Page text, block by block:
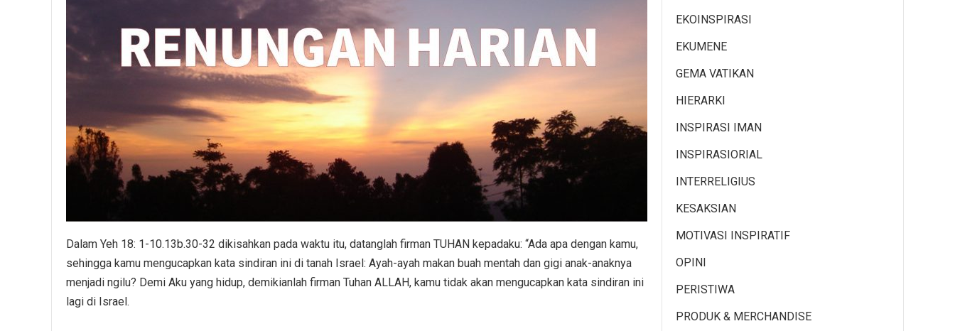
Dalam Yeh 18: 1-10.13b.30-32 dikisahkan pada waktu itu, datanglah firman TUHAN kepadaku: “Ada apa dengan kamu,
sehingga kamu mengucapkan kata sindiran ini di tanah Israel: Ayah-ayah makan buah mentah dan gigi anak-anaknya
menjadi ngilu? Demi Aku yang hidup, demikianlah firman Tuhan ALLAH, kamu tidak akan mengucapkan kata sindiran ini
lagi di Israel.
EKOINSPIRASI
EKUMENE
GEMA VATIKAN
HIERARKI
INSPIRASI IMAN
INSPIRASIORIAL
INTERRELIGIUS
KESAKSIAN
MOTIVASI INSPIRATIF
OPINI
PERISTIWA
PRODUK & MERCHANDISE